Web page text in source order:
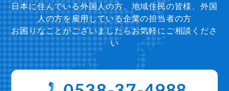
日本に住んでいる外国人の方、地域住民の皆様、外国
人の方を雇用している企業の担当者の方
お困りなことがございましたらお気軽にご相談くださ
い